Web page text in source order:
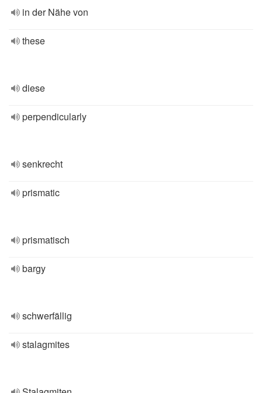
in der Nähe von
these
diese
perpendicularly
senkrecht
prismatic
prismatisch
bargy
schwerfällig
stalagmites